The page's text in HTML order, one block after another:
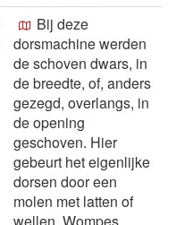
Bij deze
dorsmachine werden
de schoven dwars, in
de breedte, of, anders
gezegd, overlangs, in
de opening
geschoven. Hier
gebeurt het eigenlijke
dorsen door een
molen met latten of